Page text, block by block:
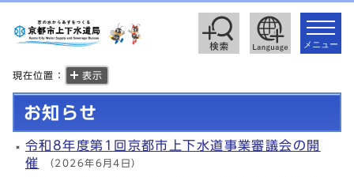
toggle
メニュー
現在位置： 表示
お知らせ
令和8年度第1回京都市上下水道事業審議会の開
催 （2026年6月4日）